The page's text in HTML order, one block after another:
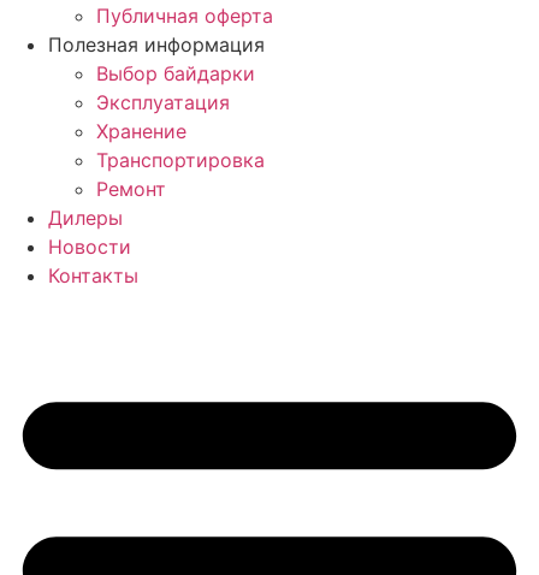
Публичная оферта
Полезная информация
Выбор байдарки
Эксплуатация
Хранение
Транспортировка
Ремонт
Дилеры
Новости
Контакты